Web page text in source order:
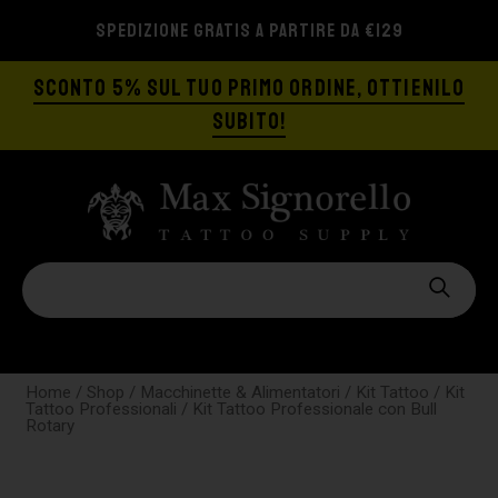
SPEDIZIONE GRATIS A PARTIRE DA €129
SCONTO 5% SUL TUO PRIMO ORDINE, OTTIENILO
SUBITO!
Home / Shop / Macchinette & Alimentatori / Kit Tattoo / Kit
Tattoo Professionali / Kit Tattoo Professionale con Bull
Rotary